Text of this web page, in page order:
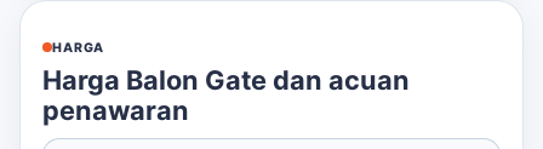
HARGA
Harga Balon Gate dan acuan
penawaran